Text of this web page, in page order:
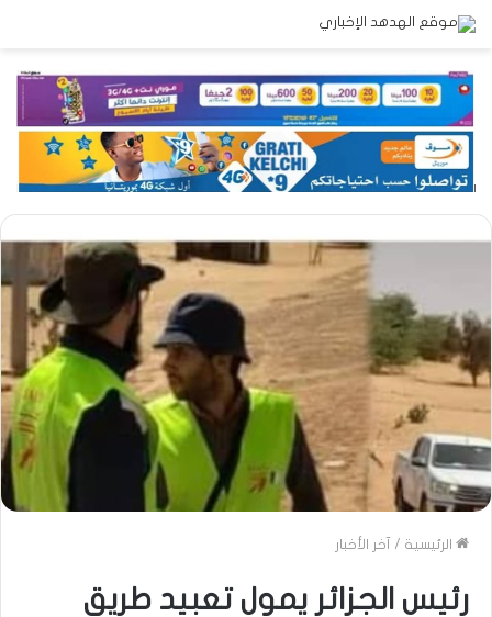
الرئيسية / آخر الأخبار
رئيس الجزائر يمول تعبيد طريق